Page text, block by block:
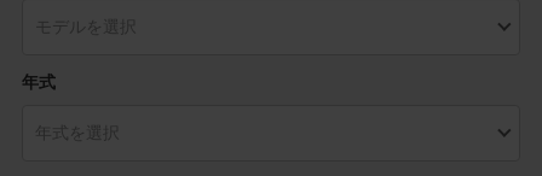
年式